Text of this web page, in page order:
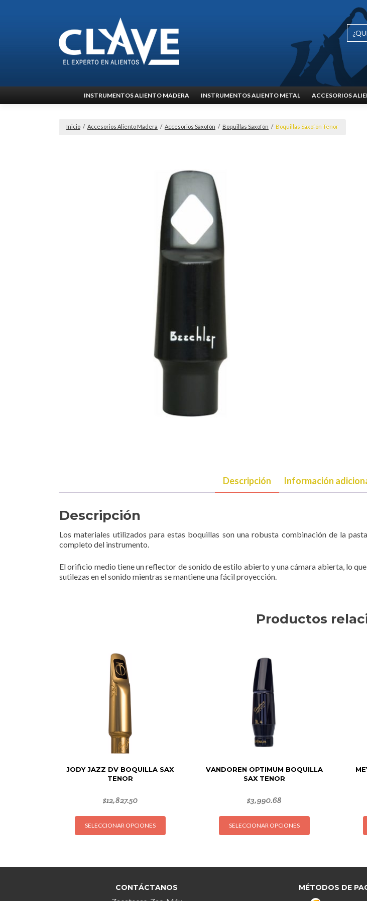
al
INSTRUMENTOS ALIENTO MADERA INSTRUMENTOS ALIENTO METAL ACCESORIOS
Inicio / Accesorios Aliento Madera / Accesorios Saxofón / Boquillas Saxofón / Boquillas Saxofón Tenor
Descripción Información
Descripción
Los materiales utilizados para estas boquillas son una robusta combinación de la
completo del instrumento.
El orificio medio tiene un reflector de sonido de estilo abierto y una cámara abierta, lo
sutilezas en el sonido mientras se mantiene una fácil proyección.
Productos
JODY JAZZ DV BOQUILLA SAX
TENOR
$12,827.50
SELECCIONAR OPCIONES
Este
opciones
VANDOREN OPTIMUM BOQUILLA
SAX TENOR
$3,990.68
SELECCIONAR OPCIONES
Este
opciones
CONTÁCTANOS MÉTODOS DE